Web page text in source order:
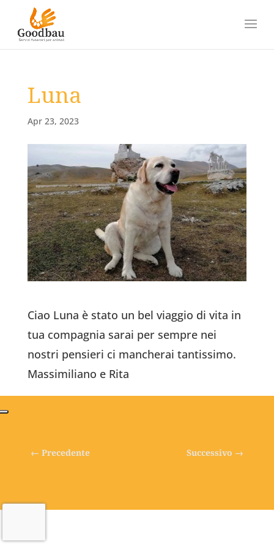
Luna
Apr 23, 2023
Ciao Luna è stato un bel viaggio di vita in
tua compagnia sarai per sempre nei
nostri pensieri ci mancherai tantissimo.
Massimiliano e Rita
← Precedente Successivo →